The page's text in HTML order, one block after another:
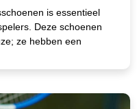
is essentieel
Deze schoenen
ze hebben een